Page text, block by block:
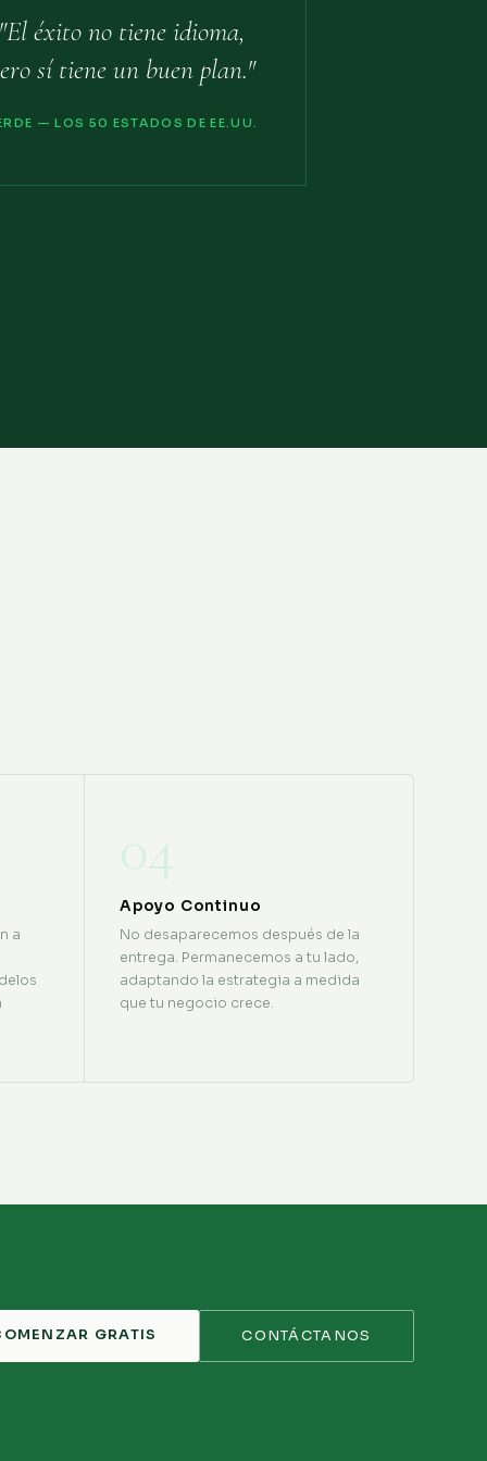
"El éxito no tiene idioma,
sí tiene un buen plan."
— LOS 50 ESTADOS DE EE.UU.
a
04
Apoyo Continuo
No desaparecemos después de la
entrega. Permanecemos a tu lado,
adaptando la estrategia a medida
que tu negocio crece.
GRATIS CONTÁCTANOS